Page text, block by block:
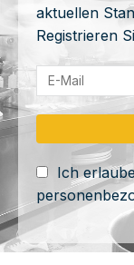
aktuellen
Registrieren
Ich